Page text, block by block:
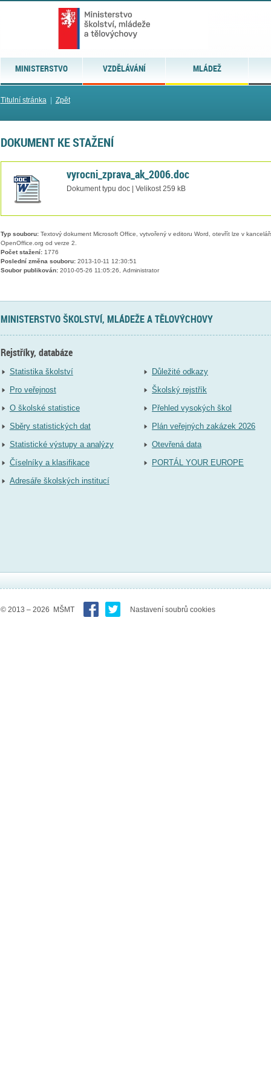
MINISTERSTVO VZDĚLÁVÁNÍ MLÁDEŽ
Titulní stránka| Zpět
DOKUMENT KE STAŽENÍ
vyrocni_zprava_ak_2006.doc
Dokument typu doc | Velikost 259 kB
Typ souboru:Textový dokument Microsoft Office, vytvořený v editoru Word, otevřít lze v
OpenOffice.org od verze 2.
Počet stažení:1776
Poslední změna souboru:2013-10-11 12:30:51
Soubor publikován:2010-05-26 11:05:26, Administrator
MINISTERSTVO ŠKOLSTVÍ, MLÁDEŽE A TĚLOVÝCHOVY
Rejstříky, databáze
Statistika školství
Pro veřejnost
O školské statistice
Sběry statistických dat
Statistické výstupy a analýzy
Číselníky a klasifikace
Adresáře školských institucí
Důležité odkazy
Školský rejstřík
Přehled vysokých škol
Plán veřejných zakázek 2026
Otevřená data
PORTÁL YOUR EUROPE
© 2013 – 2026 MŠMT Nastavení soubrů cookies